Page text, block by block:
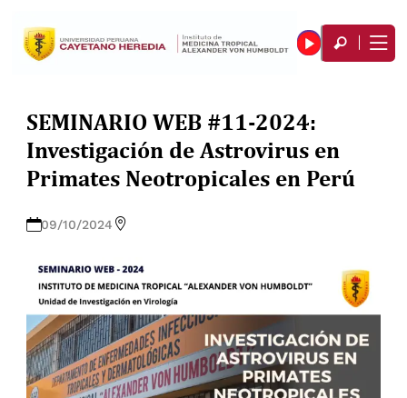
SEMINARIO WEB #11-2024:
Investigación de Astrovirus en
Primates Neotropicales en Perú
09/10/2024